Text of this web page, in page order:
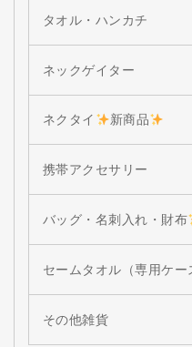
タオル・ハンカチ
ネックゲイター
ネクタイ 新商品
携帯アクセサリー
バッグ・名刺入れ・財布
セームタオル（専用
その他雑貨